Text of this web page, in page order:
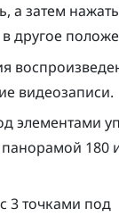
а затем
другое
видеозаписи.
элементами
180
3 точками под